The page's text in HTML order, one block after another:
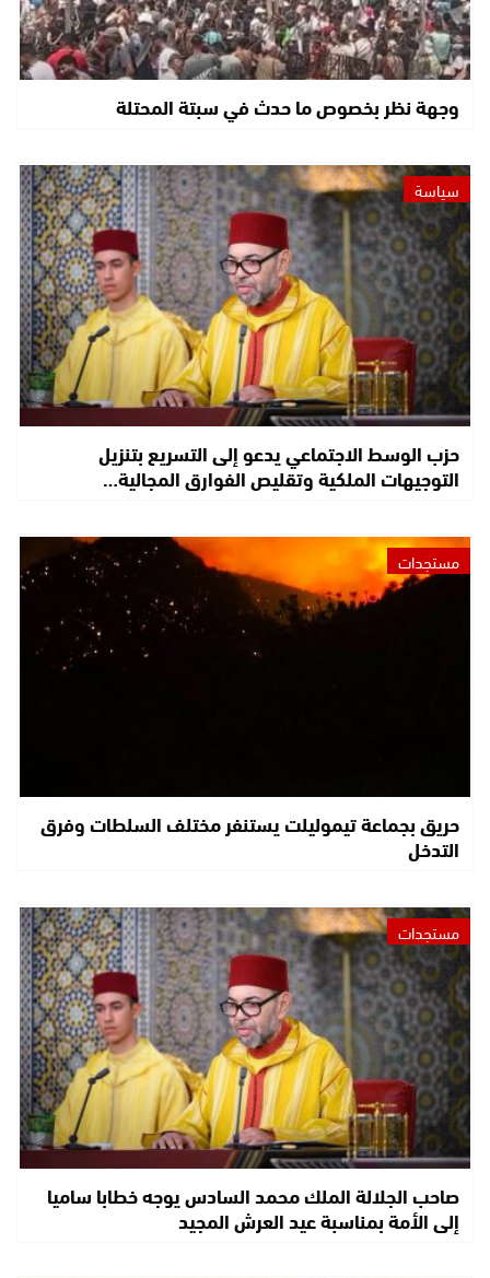
وجهة نظر بخصوص ما حدث في سبتة المحتلة
سياسة
حزب الوسط الاجتماعي يدعو إلى التسريع بتنزيل
التوجيهات الملكية وتقليص الفوارق المجالية…
مستجدات
حريق بجماعة تيموليلت يستنفر مختلف السلطات وفرق
التدخل
مستجدات
صاحب الجلالة الملك محمد السادس يوجه خطابا ساميا
إلى الأمة بمناسبة عيد العرش المجيد